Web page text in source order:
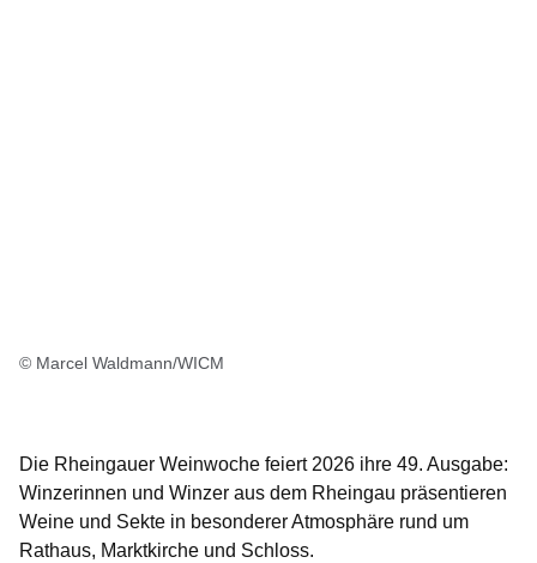
© Marcel Waldmann/WICM
Die Rheingauer Weinwoche feiert 2026 ihre 49. Ausgabe:
Winzerinnen und Winzer aus dem Rheingau präsentieren
Weine und Sekte in besonderer Atmosphäre rund um
Rathaus, Marktkirche und Schloss.